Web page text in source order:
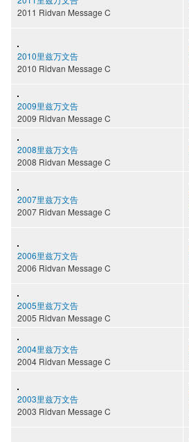
2011 Ridvan Message C
2010里兹万文告
2010 Ridvan Message C
2009里兹万文告
2009 Ridvan Message C
2008里兹万文告
2008 Ridvan Message C
2007里兹万文告
2007 Ridvan Message C
2006里兹万文告
2006 Ridvan Message C
2005里兹万文告
2005 Ridvan Message C
2004里兹万文告
2004 Ridvan Message C
2003里兹万文告
2003 Ridvan Message C